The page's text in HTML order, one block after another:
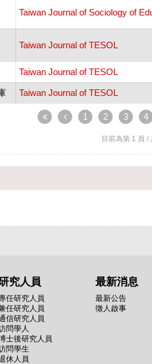
Taiwan Journal of Sociology of
Taiwan Journal of TESOL
Taiwan Journal of TESOL
Taiwan Journal of TESOL
1 2 3 4
目前為第 1 頁 /
究人員
任研究人員
任研究人員
信研究人員
問學人
士後研究人員
問學生
休人員
最新消息
最新公告
徵人啟事